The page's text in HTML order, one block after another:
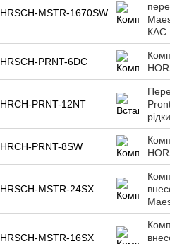
HRSCH-MSTR-1670SW
КАС
HRSCH-PRNT-6DC
HRCH-PRNT-12NT
HRCH-PRNT-8SW
HRSCH-MSTR-24SX
HRSCH-MSTR-16SX